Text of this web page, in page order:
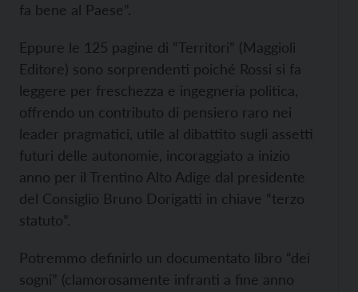
fa bene al Paese”.
Eppure le 125 pagine di “Territori” (Maggioli
Editore) sono sorprendenti poiché Rossi si fa
leggere per freschezza e ingegneria politica,
offrendo un contributo di pensiero raro nei
leader pragmatici, utile al dibattito sugli assetti
futuri delle autonomie, incoraggiato a inizio
anno per il Trentino Alto Adige dal presidente
del Consiglio Bruno Dorigatti in chiave “terzo
statuto”.
Potremmo definirlo un documentato libro “dei
sogni” (clamorosamente infranti a fine anno